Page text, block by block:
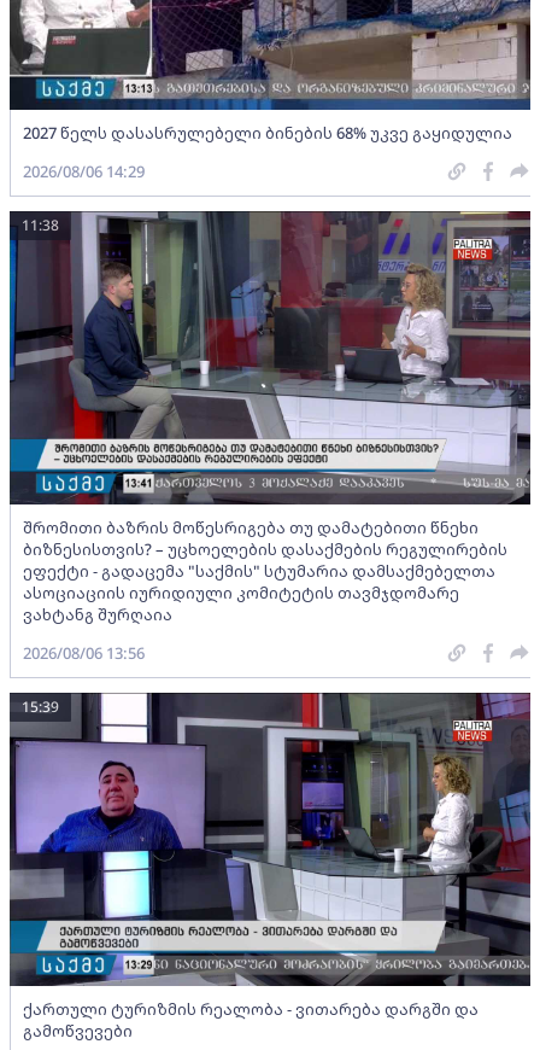
2027 წელს დასასრულებელი ბინების 68% უკვე გაყიდულია
2026/08/06 14:29
შრომითი ბაზრის მოწესრიგება თუ დამატებითი წნეხი
ბიზნესისთვის? – უცხოელების დასაქმების რეგულირების
ეფექტი - გადაცემა "საქმის" სტუმარია დამსაქმებელთა
ასოციაციის იურიდიული კომიტეტის თავმჯდომარე
ვახტანგ შურღაია
11:38
2026/08/06 13:56
ქართული ტურიზმის რეალობა - ვითარება დარგში და
გამოწვევები
15:39